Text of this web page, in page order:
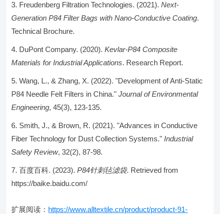
Freudenberg Filtration Technologies. (2021).Next-
Generation P84 Filter Bags with Nano-Conductive Coating.
Technical Brochure.
DuPont Company. (2020).Kevlar-P84 Composite
Materials for Industrial Applications. Research Report.
Wang, L., & Zhang, X. (2022). "Development of Anti-Static
P84 Needle Felt Filters in China."Journal of Environmental
Engineering, 45(3), 123-135.
Smith, J., & Brown, R. (2021). "Advances in Conductive
Fiber Technology for Dust Collection Systems."Industrial
Safety Review, 32(2), 87-98.
百度百科. (2023).P84针刺毡滤袋. Retrieved from
https://baike.baidu.com/
扩展阅读： https://www.alltextile.cn/product/product-91-